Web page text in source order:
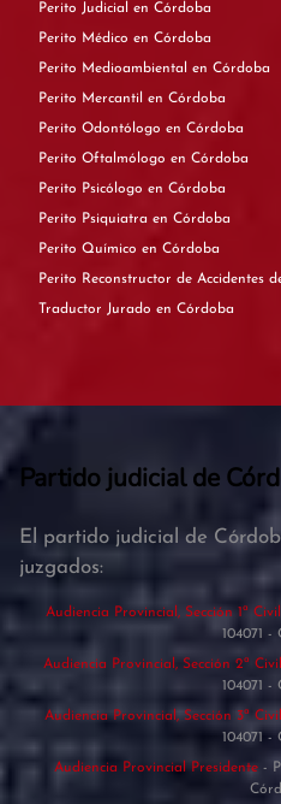
Perito Judicial en Córdoba
Perito Médico en Córdoba
Perito Medioambiental en Córdoba
Perito Mercantil en Córdoba
Perito Odontólogo en Córdoba
Perito Oftalmólogo en Córdoba
Perito Psicólogo en Córdoba
Perito Psiquiatra en Córdoba
Perito Químico en Córdoba
Traductor Jurado en Córdoba
Partido judicial de
El partido judicial de
juzgados:
Audiencia Provincial, Sección 1ª
104071 -
Audiencia Provincial, Sección 2ª
104071 -
Audiencia Provincial, Sección 3ª
104071 -
Audiencia Provincial Presidente -